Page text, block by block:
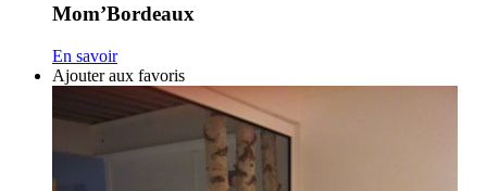
Mom’Bordeaux
En savoir
Ajouter aux favoris